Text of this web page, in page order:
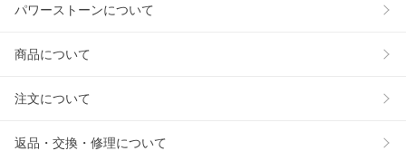
パワーストーンについて
商品について
注文について
返品・交換・修理について